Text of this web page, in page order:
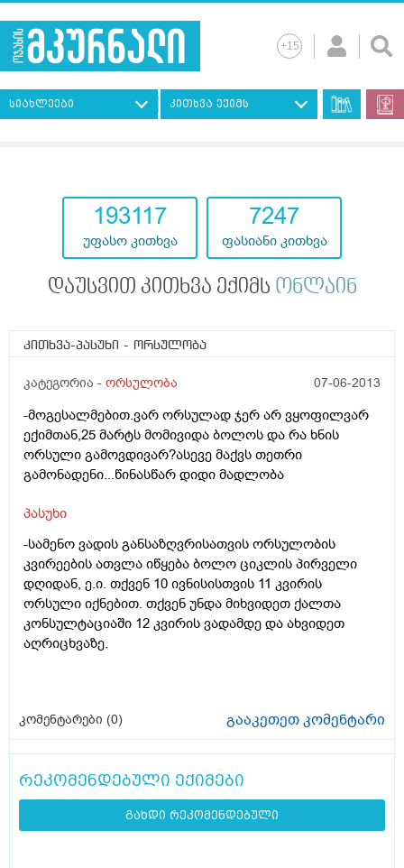
სიახლეები კითხვა ექიმს
193117
უფასო კითხვა
7247
ფასიანი კითხვა
დაუსვით კითხვა ექიმს ონლაინ
კითხვა-პასუხი - ორსულობა
კატეგორია - ორსულობა 07-06-2013
-მოგესალმებით.ვარ ორსულად ჯერ არ ვყოფილვარ
ექიმთან,25 მარტს მომივიდა ბოლოს და რა ხნის
ორსული გამოვდივარ?ასევე მაქვს თეთრი
გამონადენი...წინასწარ დიდი მადლობა
პასუხი
-სამენო ვადის განსაზღვრისათვის ორსულობის
კვირეების ათვლა იწყება ბოლო ციკლის პირველი
დღიდან, ე.ი. თქვენ 10 ივნისისთვის 11 კვირის
ორსული იქნებით. თქვენ უნდა მიხვიდეთ ქალთა
კონსულტაციაში 12 კვირის ვადამდე და ახვიდეთ
აღრიცხვაზე.
კომენტარები (0) გააკეთეთ კომენტარი
რეკომენდებული ექიმები
გახდი რეკომენდებული